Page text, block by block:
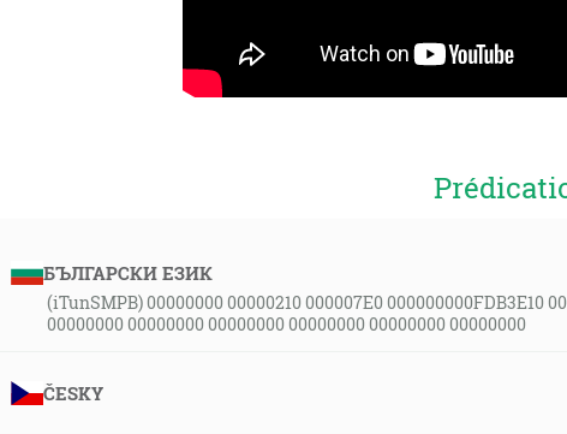
БЪЛГАРСКИ ЕЗИК
(iTunSMPB) 00000000 00000210 000007E0 000000000FDB3E10
00000000 00000000 00000000 00000000 00000000 00000000
ČESKY